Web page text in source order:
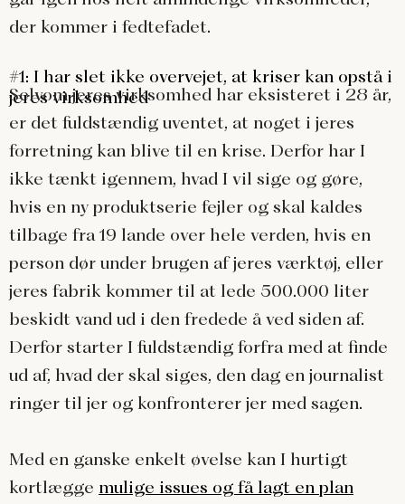
der kommer i fedtefadet.
#1: I har slet ikke overvejet, at kriser kan opstå i
jeres virksomhed
Selvom jeres virksomhed har eksisteret i 28 år,
er det fuldstændig uventet, at noget i jeres
forretning kan blive til en krise. Derfor har I
ikke tænkt igennem, hvad I vil sige og gøre,
hvis en ny produktserie fejler og skal kaldes
tilbage fra 19 lande over hele verden, hvis en
person dør under brugen af jeres værktøj, eller
jeres fabrik kommer til at lede 500.000 liter
beskidt vand ud i den fredede å ved siden af.
Derfor starter I fuldstændig forfra med at finde
ud af, hvad der skal siges, den dag en journalist
ringer til jer og konfronterer jer med sagen.
Med en ganske enkelt øvelse kan I hurtigt
kortlægge mulige issues og få lagt en plan